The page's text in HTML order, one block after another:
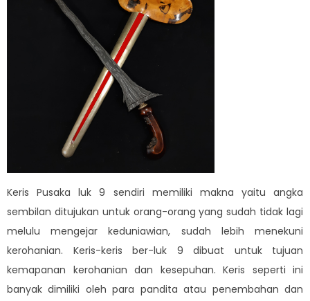
Keris Pusaka luk 9 sendiri memiliki makna yaitu angka
sembilan ditujukan untuk orang-orang yang sudah tidak lagi
melulu mengejar keduniawian, sudah lebih menekuni
kerohanian. Keris-keris ber-luk 9 dibuat untuk tujuan
kemapanan kerohanian dan kesepuhan. Keris seperti ini
banyak dimiliki oleh para pandita atau penembahan dan